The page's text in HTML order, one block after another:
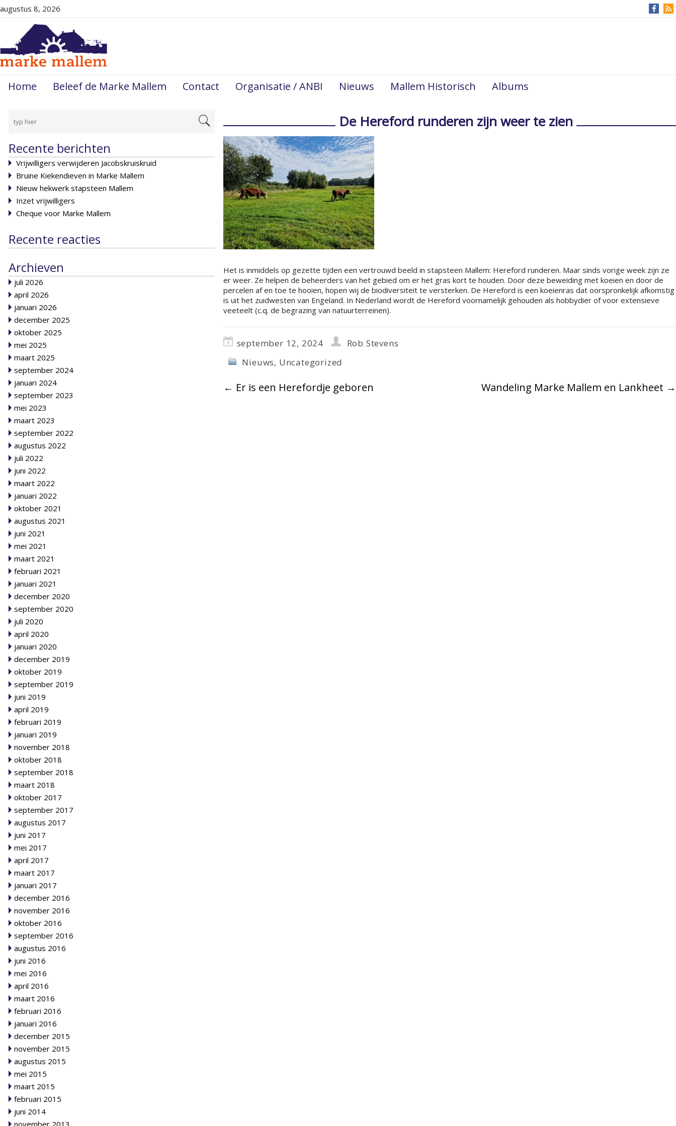
augustus 8, 2026
Home Beleef de Marke Mallem Contact Organisatie / ANBI Nieuws Mallem Historisch Albums
Recente berichten
Vrijwilligers verwijderen Jacobskruiskruid
Bruine Kiekendieven in Marke Mallem
Nieuw hekwerk stapsteen Mallem
Inzet vrijwilligers
Cheque voor Marke Mallem
Recente reacties
Archieven
juli 2026
april 2026
januari 2026
december 2025
oktober 2025
mei 2025
maart 2025
september 2024
januari 2024
september 2023
mei 2023
maart 2023
september 2022
augustus 2022
juli 2022
juni 2022
maart 2022
januari 2022
oktober 2021
augustus 2021
juni 2021
mei 2021
maart 2021
februari 2021
januari 2021
december 2020
september 2020
juli 2020
april 2020
januari 2020
december 2019
oktober 2019
september 2019
juni 2019
april 2019
februari 2019
januari 2019
november 2018
oktober 2018
september 2018
maart 2018
oktober 2017
september 2017
augustus 2017
juni 2017
mei 2017
april 2017
maart 2017
januari 2017
december 2016
november 2016
oktober 2016
september 2016
augustus 2016
juni 2016
mei 2016
april 2016
maart 2016
februari 2016
januari 2016
december 2015
november 2015
augustus 2015
mei 2015
maart 2015
februari 2015
juni 2014
november 2013
De Hereford runderen zijn weer te zien
Het is inmiddels op gezette tijden een vertrouwd beeld in stapsteen Mallem: Hereford runderen. Maar sinds vorige week zijn ze
er weer. Ze helpen de beheerders van het gebied om er het gras kort te houden. Door deze beweiding met koeien en door de
percelen af en toe te hooien, hopen wij de biodiversiteit te versterken. De Hereford is een koeienras dat oorspronkelijk afkomstig
is uit het zuidwesten van Engeland. In Nederland wordt de Hereford voornamelijk gehouden als hobbydier of voor extensieve
veeteelt (c.q. de begrazing van natuurterreinen).
september 12, 2024
Rob Stevens
Nieuws, Uncategorized
← Er is een Herefordje geboren Wandeling Marke Mallem en Lankheet →